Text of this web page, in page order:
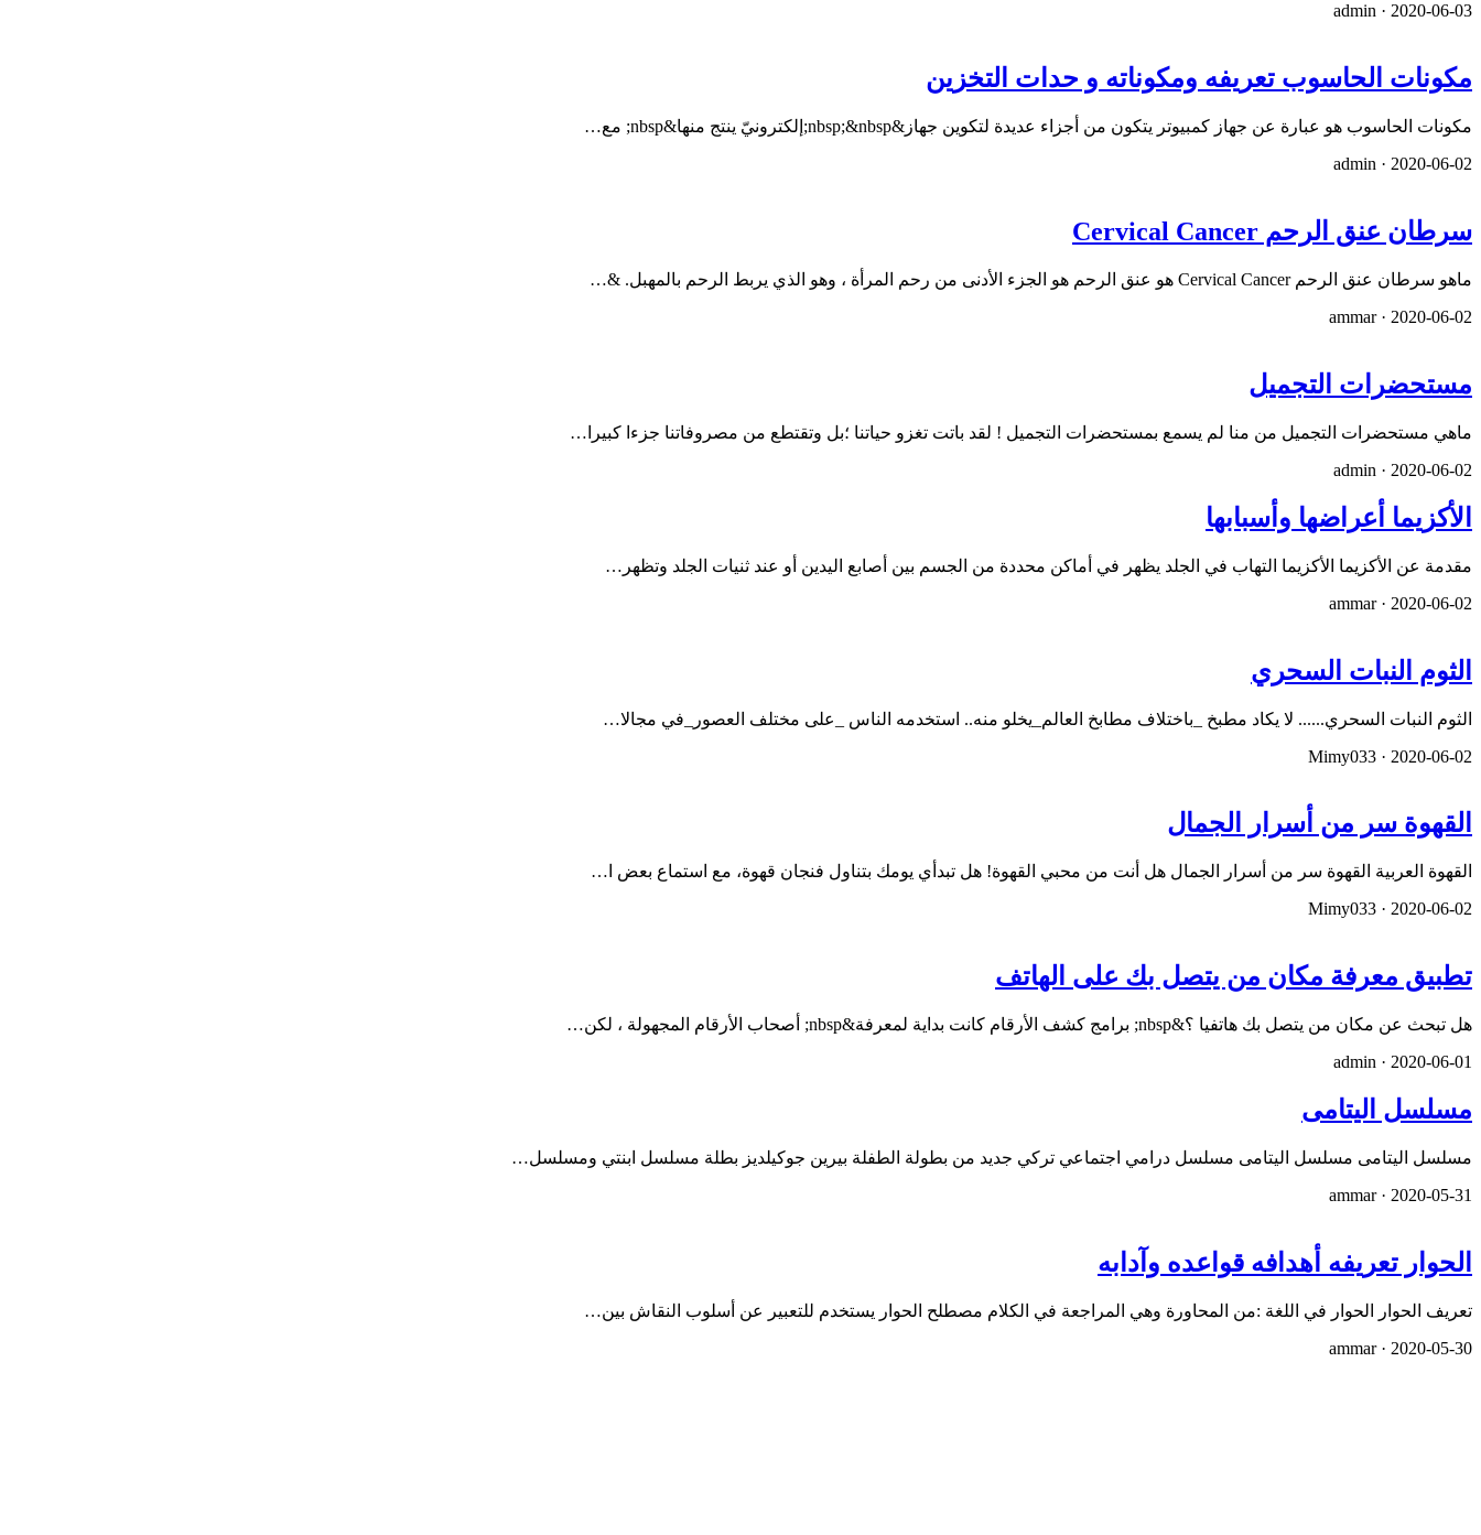
admin · 2020-06-03
مكونات الحاسوب تعريفه ومكوناته و حدات التخزين
مكونات الحاسوب هو عبارة عن جهاز كمبيوتر يتكون من أجزاء عديدة لتكوين جهاز&nbsp;&nbsp;إلكترونيّ ينتج منها&nbsp; مع…
admin · 2020-06-02
سرطان عنق الرحم Cervical Cancer
ماهو سرطان عنق الرحم Cervical Cancer هو عنق الرحم هو الجزء الأدنى من رحم المرأة ، وهو الذي يربط الرحم بالمهبل. &…
ammar · 2020-06-02
مستحضرات التجميل
ماهي مستحضرات التجميل من منا لم يسمع بمستحضرات التجميل ! لقد باتت تغزو حياتنا ؛بل وتقتطع من مصروفاتنا جزءا كبيرا…
admin · 2020-06-02
الأكزيما أعراضها وأسبابها
مقدمة عن الأكزيما اﻷكزيما التهاب في الجلد يظهر في أماكن محددة من الجسم بين أصابع اليدين أو عند ثنيات الجلد وتظهر…
ammar · 2020-06-02
الثوم النبات السحري
الثوم النبات السحري...... لا يكاد مطبخ _باختلاف مطابخ العالم_يخلو منه.. استخدمه الناس _على مختلف العصور_في مجالا…
Mimy033 · 2020-06-02
القهوة سر من أسرار الجمال
القهوة العربية القهوة سر من أسرار الجمال هل أنت من محبي القهوة! هل تبدأي يومك بتناول فنجان قهوة، مع استماع بعض ا…
Mimy033 · 2020-06-02
تطبيق معرفة مكان من يتصل بك على الهاتف
هل تبحث عن مكان من يتصل بك هاتفيا ؟&nbsp; برامج كشف الأرقام كانت بداية لمعرفة&nbsp; أصحاب الأرقام المجهولة ، لكن…
admin · 2020-06-01
مسلسل اليتامى
مسلسل اليتامى مسلسل اليتامى مسلسل درامي اجتماعي تركي جديد من بطولة الطفلة بيرين جوكيلديز بطلة مسلسل ابنتي ومسلسل…
ammar · 2020-05-31
الحوار تعريفه أهدافه قواعده وآدابه
تعريف الحوار الحوار في اللغة :من المحاورة وهي المراجعة في الكلام مصطلح الحوار يستخدم للتعبير عن أسلوب النقاش بين…
ammar · 2020-05-30